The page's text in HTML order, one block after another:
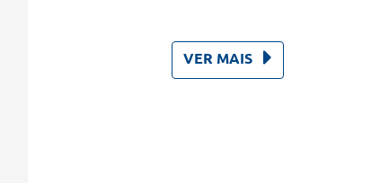
VER MAIS